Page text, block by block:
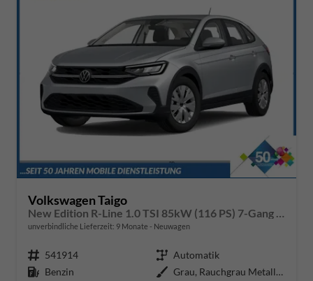
Volkswagen Taigo
unverbindliche Lieferzeit: 9 Monate Neuwagen
Fahrzeugnr. 541914 Getriebe Automatik
Kraftstoff Benzin Außenfarbe
Grau, Rauchgrau Metallic / Dach